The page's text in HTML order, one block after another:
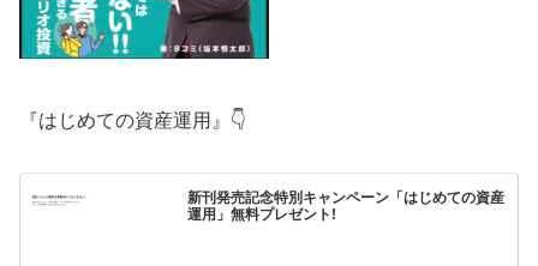
『はじめての資産運用』👇
新刊発売記念特別キャンペーン「はじめての資産
運用」無料プレゼント!